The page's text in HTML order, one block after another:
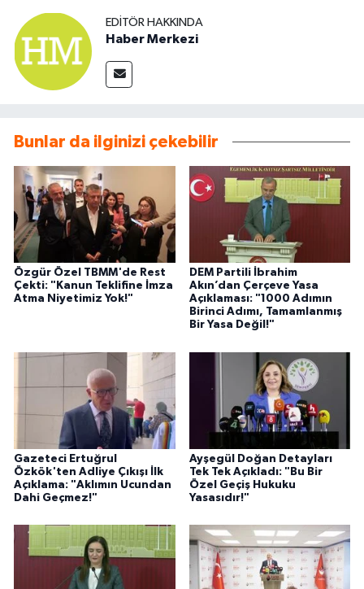
EDITÖR HAKKINDA
Haber Merkezi
Bunlar da ilginizi çekebilir
Özgür Özel TBMM'de Rest
Çekti: "Kanun Teklifine İmza
Atma Niyetimiz Yok!"
DEM Partili İbrahim
Akın’dan Çerçeve Yasa
Açıklaması: "1000 Adımın
Birinci Adımı, Tamamlanmış
Bir Yasa Değil!"
Gazeteci Ertuğrul
Özkök'ten Adliye Çıkışı İlk
Açıklama: "Aklımın Ucundan
Dahi Geçmez!"
Ayşegül Doğan Detayları
Tek Tek Açıkladı: "Bu Bir
Özel Geçiş Hukuku
Yasasıdır!"